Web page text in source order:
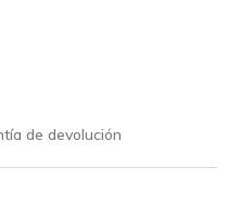
de devolución